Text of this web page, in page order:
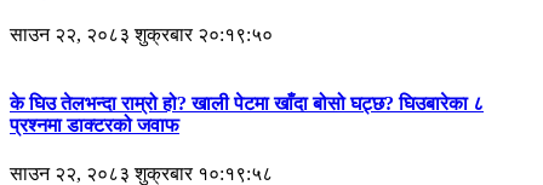
साउन २२, २०८३ शुक्रबार २०:१९:५०
के घिउ तेलभन्दा राम्रो हो? खाली पेटमा खाँदा बोसो घट्छ? घिउबारेका ८
प्रश्नमा डाक्टरको जवाफ
साउन २२, २०८३ शुक्रबार १०:१९:५८